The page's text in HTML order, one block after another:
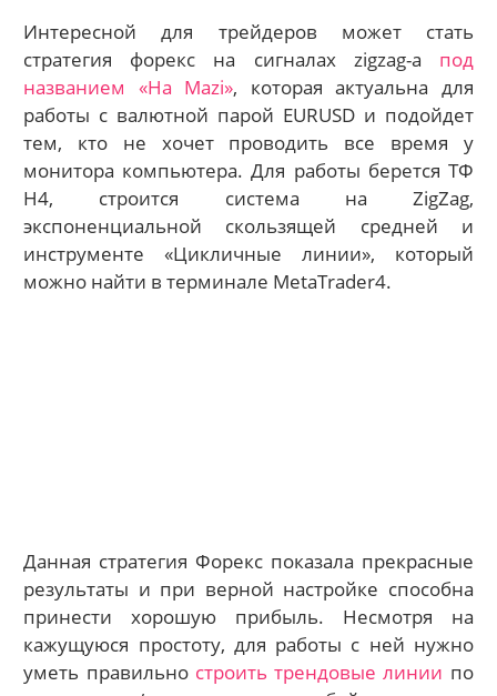
Интересной для трейдеров может стать
стратегия форекс на сигналах zigzag-а под
названием «На Mazi», которая актуальна для
работы с валютной парой EURUSD и подойдет
тем, кто не хочет проводить все время у
монитора компьютера. Для работы берется ТФ
Н4, строится система на ZigZag,
экспоненциальной скользящей средней и
инструменте «Цикличные линии», который
можно найти в терминале MetaTrader4.
Данная стратегия Форекс показала прекрасные
результаты и при верной настройке способна
принести хорошую прибыль. Несмотря на
кажущуюся простоту, для работы с ней нужно
уметь правильно строить трендовые линии по